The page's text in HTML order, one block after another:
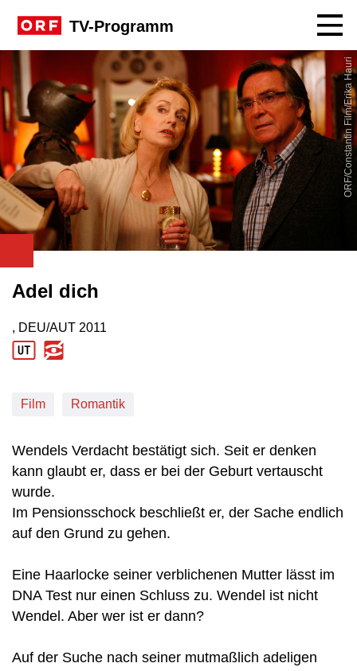
TV-Programm
ORF/Constantin Film/Erika Hauri
Adel dich
Produktionsland: DEU/AUT
, DEU/AUT
Produktionsjahr: 2011
2011
Film Romantik
Wendels Verdacht bestätigt sich. Seit er denken
kann glaubt er, dass er bei der Geburt vertauscht
wurde.
Im Pensionsschock beschließt er, der Sache endlich
auf den Grund zu gehen.
Eine Haarlocke seiner verblichenen Mutter lässt im
DNA Test nur einen Schluss zu. Wendel ist nicht
Wendel. Aber wer ist er dann?
Auf der Suche nach seiner mutmaßlich adeligen